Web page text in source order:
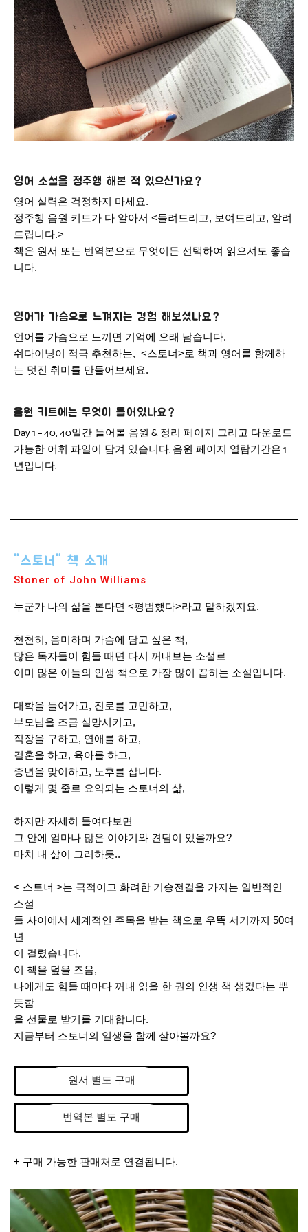
영어 소설을 정주행 해본 적 있으신가요?
영어 실력은 걱정하지 마세요.
정주행 음원 키트가 다 알아서 <들려드리고, 보여드리고, 알려
드립니다.>
책은 원서 또는 번역본으로 무엇이든 선택하여 읽으셔도 좋습
니다.
영어가 가슴으로 느껴지는 경험 해보셨나요?
언어를 가슴으로 느끼면 기억에 오래 남습니다.
쉬다이닝이 적극 추천하는, <스토너>로 책과 영어를 함께하
는 멋진 취미를 만들어보세요.
음원 키트에는 무엇이 들어있나요?
Day 1 – 40, 40일간 들어볼 음원&정리 페이지 그리고 다운로드
가능한 어휘 파일이 담겨 있습니다.음원 페이지 열람기간은1
년입니다.
"스토너" 책 소개
Stoner of John Williams
누군가 나의 삶을 본다면 <평범했다>라고 말하겠지요.
천천히 , 음미하며 가슴에 담고 싶은 책,
많은 독자들이 힘들 때면 다시 꺼내보는 소설로
이미 많은 이들의 인생 책으로 가장 많이 꼽히는 소설입니다.
대학을 들어가고, 진로를 고민하고,
부모님을 조금 실망시키고,
직장을 구하고, 연애를 하고,
결혼을 하고, 육아를 하고,
중년을 맞이하고, 노후를 삽니다.
이렇게 몇 줄로 요약되는 스토너의 삶,
하지만 자세히 들여다보면
그 안에 얼마나 많은 이야기와 견딤이 있을까요?
마치 내 삶이 그러하듯..
< 스토너 >는 극적이고 화려한 기승전결을 가지는 일반적인
소설
들 사이에서 세계적인 주목을 받는 책으로 우뚝 서기까지 50여
년
이 걸렸습니다.
이 책을 덮을 즈음,
나에게도 힘들 때마다 꺼내 읽을 한 권의 인생 책 생겼다는 뿌
듯함
을 선물로 받기를 기대합니다.
지금부터 스토너의 일생을 함께 살아볼까요?
원서 별도 구매
번역본 별도 구매
+ 구매 가능한 판매처로 연결됩니다.